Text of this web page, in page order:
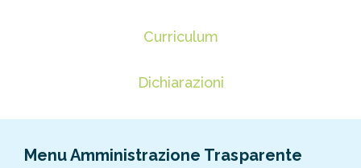
Curriculum
Dichiarazioni
Menu Amministrazione Trasparente